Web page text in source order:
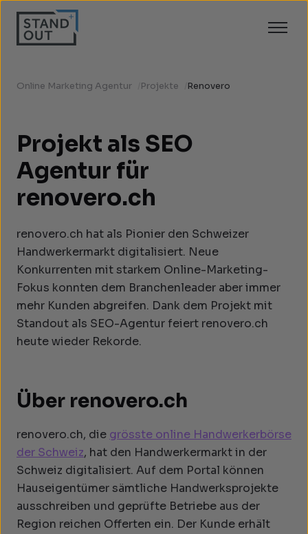
Online Marketing Agentur Projekte Renovero
Projekt als SEO
Agentur für
renovero.ch
renovero.ch hat als Pionier den Schweizer
Handwerkermarkt digitalisiert. Neue
Konkurrenten mit starkem Online-Marketing-
Fokus konnten dem Branchenleader aber immer
mehr Kunden abgreifen. Dank dem Projekt mit
Standout als SEO-Agentur feiert renovero.ch
heute wieder Rekorde.
Über renovero.ch
renovero.ch, die grösste online Handwerkerbörse
der Schweiz, hat den Handwerkermarkt in der
Schweiz digitalisiert. Auf dem Portal können
Hauseigentümer sämtliche Handwerksprojekte
ausschreiben und geprüfte Betriebe aus der
Region reichen Offerten ein. Der Kunde erhält